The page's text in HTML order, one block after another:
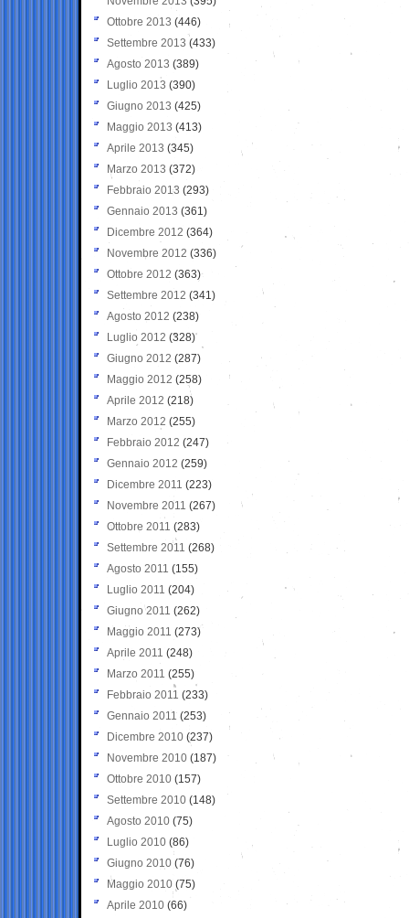
Ottobre 2013 (446)
Settembre 2013 (433)
Agosto 2013 (389)
Luglio 2013 (390)
Giugno 2013 (425)
Maggio 2013 (413)
Aprile 2013 (345)
Marzo 2013 (372)
Febbraio 2013 (293)
Gennaio 2013 (361)
Dicembre 2012 (364)
Novembre 2012 (336)
Ottobre 2012 (363)
Settembre 2012 (341)
Agosto 2012 (238)
Luglio 2012 (328)
Giugno 2012 (287)
Maggio 2012 (258)
Aprile 2012 (218)
Marzo 2012 (255)
Febbraio 2012 (247)
Gennaio 2012 (259)
Dicembre 2011 (223)
Novembre 2011 (267)
Ottobre 2011 (283)
Settembre 2011 (268)
Agosto 2011 (155)
Luglio 2011 (204)
Giugno 2011 (262)
Maggio 2011 (273)
Aprile 2011 (248)
Marzo 2011 (255)
Febbraio 2011 (233)
Gennaio 2011 (253)
Dicembre 2010 (237)
Novembre 2010 (187)
Ottobre 2010 (157)
Settembre 2010 (148)
Agosto 2010 (75)
Luglio 2010 (86)
Giugno 2010 (76)
Maggio 2010 (75)
Aprile 2010 (66)